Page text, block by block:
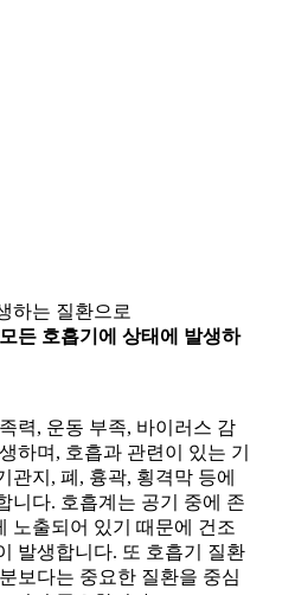
하는 질환으로
든 호흡기에 상태에 발생하
력, 운동 부족, 바이러스 감
하며, 호흡과 관련이 있는 기
관지, 폐, 흉곽, 횡격막 등에
니다. 호흡계는 공기 중에 존
노출되어 있기 때문에 건조
발생합니다. 또 호흡기 질환
보다는 중요한 질환을 중심